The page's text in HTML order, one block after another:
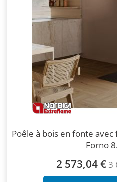
Poêle à bois en fonte avec
Forno
2 573,04 €3